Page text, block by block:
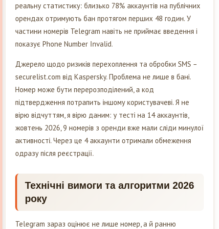
реальну статистику: близько 78% аккаунтів на публічних
орендах отримують бан протягом перших 48 годин. У
частини номерів Telegram навіть не приймає введення і
показує Phone Number Invalid.
Джерело щодо ризиків перехоплення та обробки SMS –
securelist.com від Kaspersky. Проблема не лише в бані.
Номер може бути перерозподілений, а код
підтвердження потрапить іншому користувачеві. Я не
вірю відчуттям, я вірю даним: у тесті на 14 аккаунтів,
жовтень 2026, 9 номерів з оренди вже мали сліди минулої
активності. Через це 4 аккаунти отримали обмеження
одразу після реєстрації.
Технічні вимоги та алгоритми 2026
року
Telegram зараз оцінює не лише номер, а й ранню